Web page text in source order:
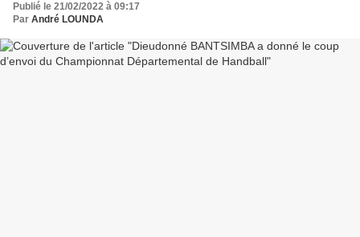
Publié le 21/02/2022 à 09:17
Par André LOUNDA